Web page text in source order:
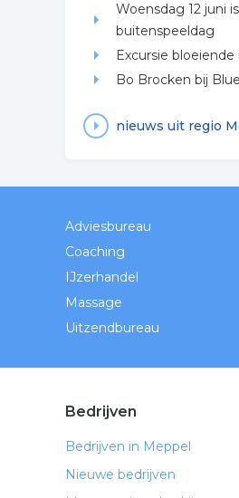
Woensdag 12 juni
buitenspeeldag
Excursie
Bo Brocken bij
nieuws uit regio
Adviesbureau
Coaching
IJzerhandel
Massage
Uitzendbureau
Bedrijven
Bedrijven in Meppel
Nieuwe bedrijven